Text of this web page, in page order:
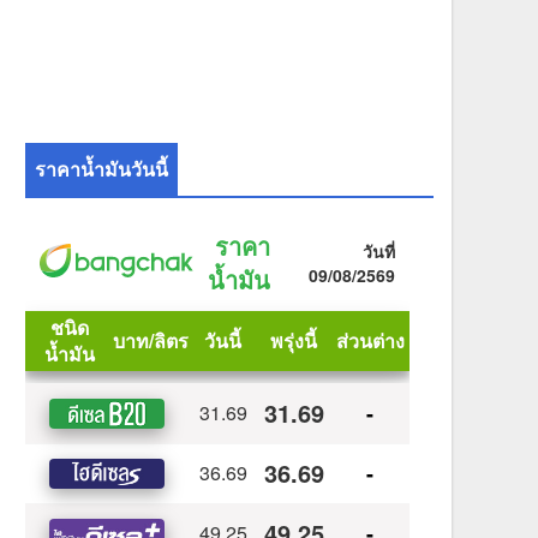
ราคาน้ำมันวันนี้